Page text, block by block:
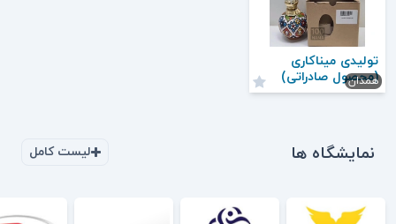
تولیدی میناکاری
(محصول صادراتی)
همدان
نمایشگاه ها لیست کامل